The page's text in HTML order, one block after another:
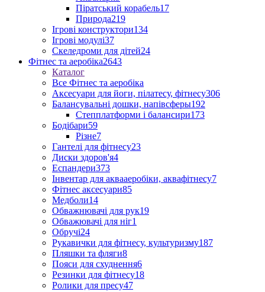
Піратський корабель17
Природа219
Ігрові конструктори134
Ігрові модулі37
Скеледроми для дітей24
Фітнес та аеробіка2643
Каталог
Все Фітнес та аеробіка
Аксесуари для йоги, пілатесу, фітнесу306
Балансувальні дошки, напівсферы192
Степплатформи і балансири173
Бодібари59
Різне7
Гантелі для фітнесу23
Диски здоров'я4
Еспандери373
Інвентар для аквааеробіки, аквафітнесу7
Фітнес аксесуари85
Медболи14
Обважнювачі для рук19
Обважювачі для ніг1
Обручі24
Рукавички для фітнесу, культуризму187
Пляшки та фляги8
Пояси для схуднення6
Резинки для фітнесу18
Ролики для пресу47